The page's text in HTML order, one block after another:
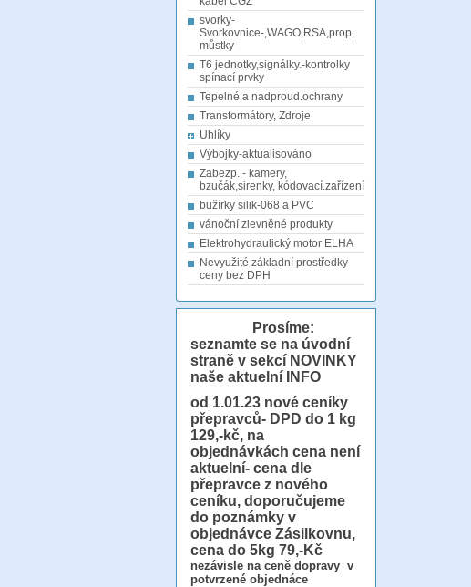
svorky-
Svorkovnice-,WAGO,RSA,prop,
můstky
T6 jednotky,signálky.-kontrolky
spínací prvky
Tepelné a nadproud.ochrany
Transformátory, Zdroje
Uhlíky
Výbojky-aktualisováno
Zabezp. - kamery,
bzučák,sirenky, kódovací.zařízení
bužírky silik-068 a PVC
vánoční zlevněné produkty
Elektrohydraulický motor ELHA
Nevyužité základní prostředky
ceny bez DPH
Prosíme:
seznamte se na úvodní
straně v sekcí NOVINKY
naše aktuelní INFO
od 1.01.23 nové ceníky
přepravců- DPD do 1 kg
129,-kč, na
objednávkách cena není
aktuelní- cena dle
přepravce z nového
ceníku, doporučujeme
do poznámky v
objednávce Zásilkovnu,
cena do 5kg 79,-Kč
nezávisle na ceně dopravy v
potvrzené objednáce